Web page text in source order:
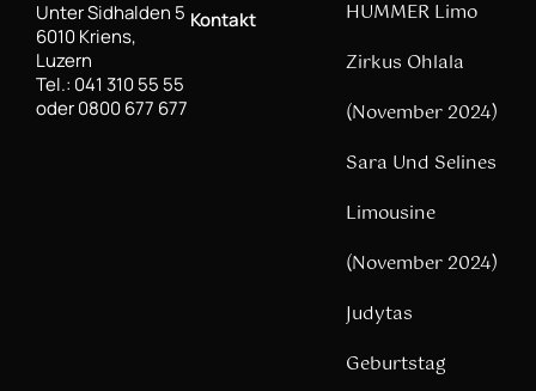
Unter Sidhalden 5
6010 Kriens,
Luzern
Tel.: 041 310 55 55
oder 0800 677 677
Kontakt
HUMMER Limo
Zirkus Ohlala
(November 2024)
Sara Und Selines
Limousine
(November 2024)
Judytas
Geburtstag